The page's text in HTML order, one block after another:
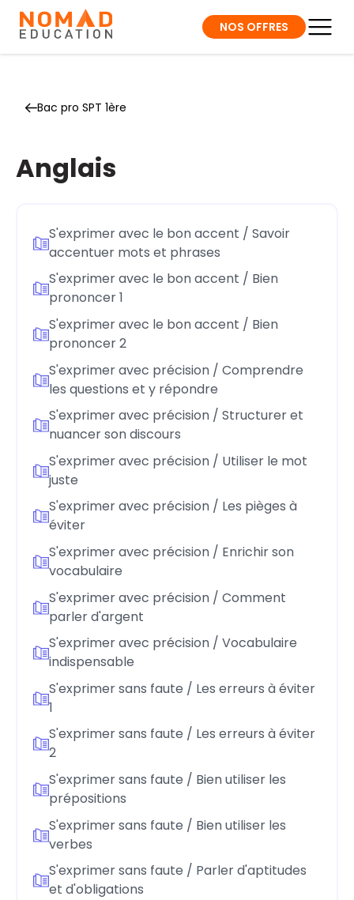
NOS OFFRES
Bac pro SPT 1ère
Anglais
S'exprimer avec le bon accent / Savoir
accentuer mots et phrases
S'exprimer avec le bon accent / Bien
prononcer 1
S'exprimer avec le bon accent / Bien
prononcer 2
S'exprimer avec précision / Comprendre
les questions et y répondre
S'exprimer avec précision / Structurer et
nuancer son discours
S'exprimer avec précision / Utiliser le mot
juste
S'exprimer avec précision / Les pièges à
éviter
S'exprimer avec précision / Enrichir son
vocabulaire
S'exprimer avec précision / Comment
parler d'argent
S'exprimer avec précision / Vocabulaire
indispensable
S'exprimer sans faute / Les erreurs à éviter
1
S'exprimer sans faute / Les erreurs à éviter
2
S'exprimer sans faute / Bien utiliser les
prépositions
S'exprimer sans faute / Bien utiliser les
verbes
S'exprimer sans faute / Parler d'aptitudes
et d'obligations